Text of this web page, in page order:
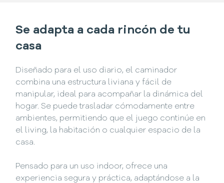
Se adapta a cada rincón de tu
casa
Diseñado para el uso diario, el caminador
combina una estructura liviana y fácil de
manipular, ideal para acompañar la dinámica del
hogar. Se puede trasladar cómodamente entre
ambientes, permitiendo que el juego continúe en
el living, la habitación o cualquier espacio de la
casa.
Pensado para un uso indoor, ofrece una
experiencia segura y práctica, adaptándose a la